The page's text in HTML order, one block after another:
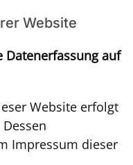
Website
auf
Website erfolgt
Impressum dieser